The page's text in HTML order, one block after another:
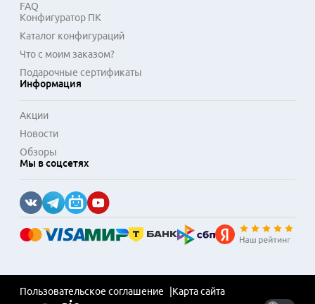
FAQ
Конфигуратор ПК
Каталог конфигураций
Что с моим заказом?
Подарочные сертификаты
Информация
Акции
Новости
Обзоры
Мы в соцсетях
Пользовательское соглашение
Карта сайта